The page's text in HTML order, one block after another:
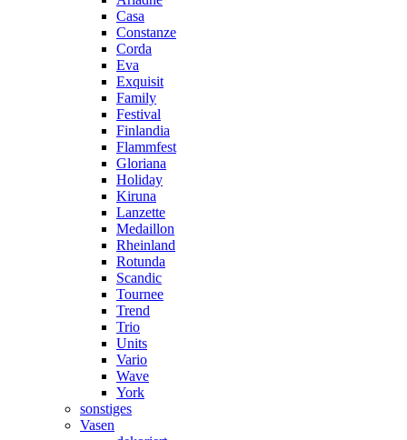
Casa
Constanze
Corda
Eva
Exquisit
Family
Festival
Finlandia
Flammfest
Gloriana
Holiday
Kiruna
Lanzette
Medaillon
Rheinland
Rotunda
Scandic
Tournee
Trend
Trio
Units
Vario
Wave
York
sonstiges
Vasen